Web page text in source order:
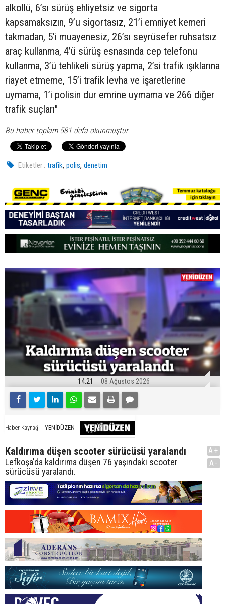
alkollü, 6’sı sürüş ehliyetsiz ve sigorta
kapsamaksızın, 9’u sigortasız, 21’i emniyet kemeri
takmadan, 5’i muayenesiz, 26’sı seyrüsefer ruhsatsız
araç kullanma, 4’ü sürüş esnasında cep telefonu
kullanma, 3’ü tehlikeli sürüş yapma, 2’si trafik ışıklarına
riayet etmeme, 15’i trafik levha ve işaretlerine
uymama, 1’i polisin dur emrine uymama ve 266 diğer
trafik suçları"
Bu haber toplam 581 defa okunmuştur
Etiketler : trafik,polis,denetim
14:21 08 Ağustos 2026
Haber Kaynağı YENİDÜZEN
Kaldırıma düşen scooter sürücüsü yaralandı
Lefkoşa'da kaldırıma düşen 76 yaşındaki scooter
sürücüsü yaralandı.
A+
A-